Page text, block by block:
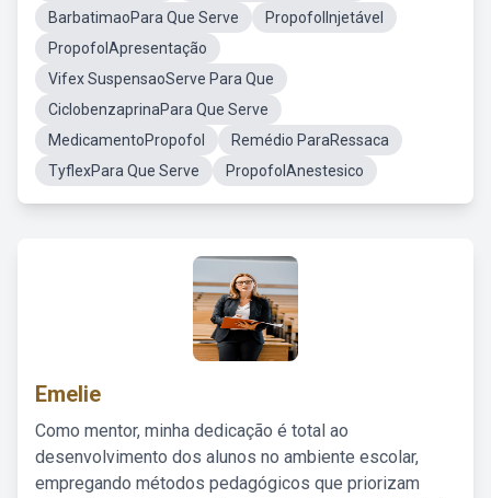
BarbatimaoPara Que Serve
PropofolInjetável
PropofolApresentação
Vifex SuspensaoServe Para Que
CiclobenzaprinaPara Que Serve
MedicamentoPropofol
Remédio ParaRessaca
TyflexPara Que Serve
PropofolAnestesico
Emelie
Como mentor, minha dedicação é total ao
desenvolvimento dos alunos no ambiente escolar,
empregando métodos pedagógicos que priorizam